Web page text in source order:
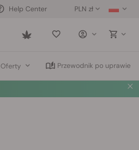
PLN zł
Help Center
Saved
Oferty Przewodnik po uprawie